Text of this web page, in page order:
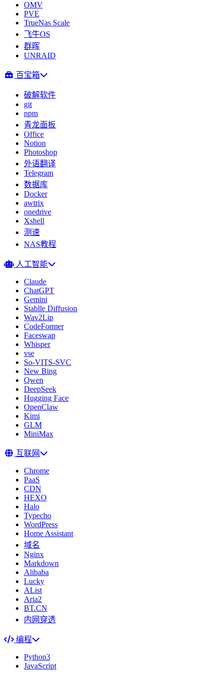
OMV
PVE
TrueNas Scale
飞牛OS
群晖
UNRAID
百宝箱
破解软件
git
npm
青龙面板
Office
Notion
Photoshop
外语翻译
Telegram
数据库
Docker
awtrix
onedrive
Xshell
测速
NAS教程
人工智能
Claude
ChatGPT
Gemini
Stablle Diffusion
Wav2Lip
CodeFormer
Faceswap
Whisper
vse
So-VITS-SVC
New Bing
Qwen
DeepSeek
Hugging Face
OpenClaw
Kimi
GLM
MiniMax
互联网
Chrome
PaaS
CDN
HEXO
Halo
Typecho
WordPress
Home Assistant
域名
Nginx
Markdown
Alibaba
Lucky
AList
Aria2
BT.CN
内网穿透
编程
Python3
JavaScript